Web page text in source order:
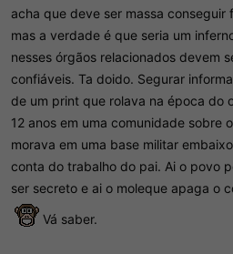
acha que deve ser massa conseguir
mas a verdade é que seria um
nesses órgãos relacionados devem
confiáveis. Ta doido. Segurar
de um print que rolava na época do
12 anos em uma comunidade sobre
morava em uma base militar
conta do trabalho do pai. Ai o povo
ser secreto e ai o moleque apaga o
Vá saber.